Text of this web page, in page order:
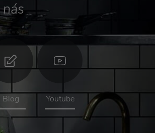
nás
Blog Youtube